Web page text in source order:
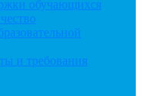
обучающихся
и требования